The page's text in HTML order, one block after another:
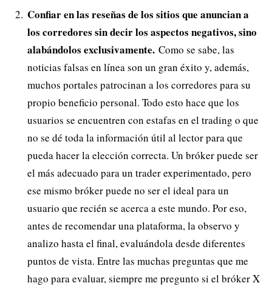
Confiar en las reseñas de los sitios que anuncian a
los corredores sin decir los aspectos negativos, sino
alabándolos exclusivamente. Como se sabe, las
noticias falsas en línea son un gran éxito y, además,
muchos portales patrocinan a los corredores para su
propio beneficio personal. Todo esto hace que los
usuarios se encuentren con estafas en el trading o que
no se dé toda la información útil al lector para que
pueda hacer la elección correcta. Un bróker puede ser
el más adecuado para un trader experimentado, pero
ese mismo bróker puede no ser el ideal para un
usuario que recién se acerca a este mundo. Por eso,
antes de recomendar una plataforma, la observo y
analizo hasta el final, evaluándola desde diferentes
puntos de vista. Entre las muchas preguntas que me
hago para evaluar, siempre me pregunto si el bróker X